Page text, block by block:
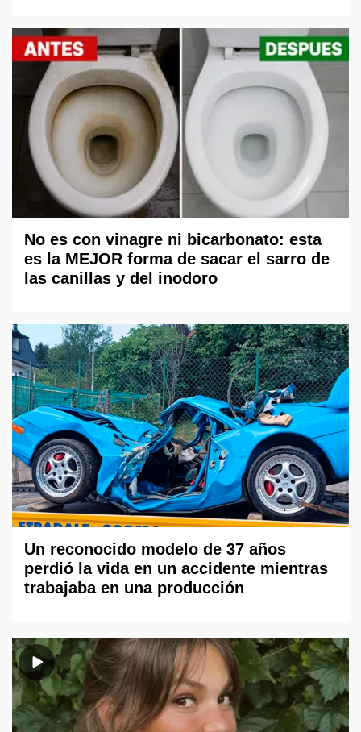
No es con vinagre ni bicarbonato: esta
es la MEJOR forma de sacar el sarro de
las canillas y del inodoro
Un reconocido modelo de 37 años
perdió la vida en un accidente mientras
trabajaba en una producción